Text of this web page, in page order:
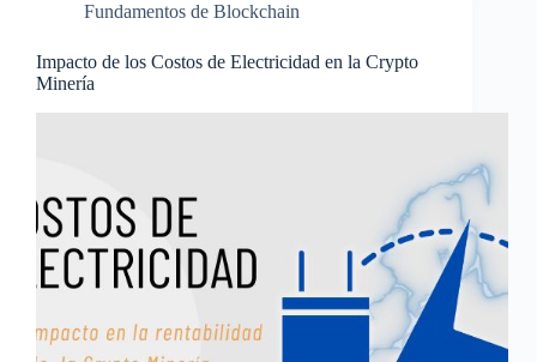
Fundamentos de Blockchain
Impacto de los Costos de Electricidad en la Crypto
Minería